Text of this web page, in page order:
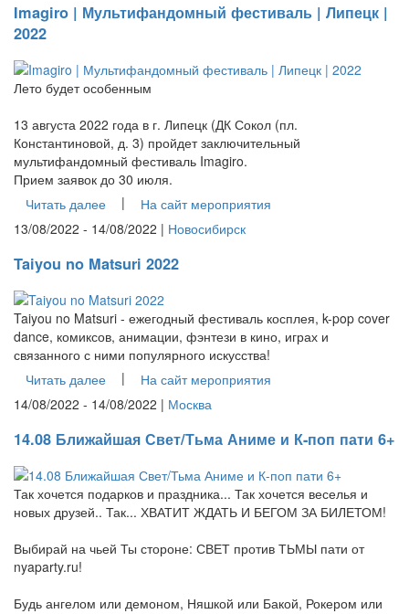
Imagiro | Мультифандомный фестиваль | Липецк |
2022
Лето будет особенным
13 августа 2022 года в г. Липецк (ДК Сокол (пл.
Константиновой, д. 3) пройдет заключительный
мультифандомный фестиваль Imagiro.
Прием заявок до 30 июля.
Читать далее
|
На сайт мероприятия
13/08/2022 - 14/08/2022 | Новосибирск
Taiyou no Matsuri 2022
Taiyou no Matsuri - ежегодный фестиваль косплея, k-pop cover
dance, комиксов, анимации, фэнтези в кино, играх и
связанного с ними популярного искусства!
Читать далее
|
На сайт мероприятия
14/08/2022 - 14/08/2022 | Москва
14.08 Ближайшая Свет/Тьма Аниме и К-поп пати 6+
Так хочется подарков и праздника... Так хочется веселья и
новых друзей.. Так... ХВАТИТ ЖДАТЬ И БЕГОМ ЗА БИЛЕТОМ!
Выбирай на чьей Ты стороне: СВЕТ против ТЬМЫ пати от
nyaparty.ru!
Будь ангелом или демоном, Няшкой или Бакой, Рокером или